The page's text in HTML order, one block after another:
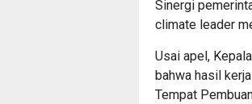
Sinergi
climate leader
Usai apel,
bahwa hasil
Tempat